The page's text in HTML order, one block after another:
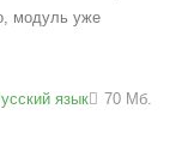
модуль уже
язык 70 Мб.